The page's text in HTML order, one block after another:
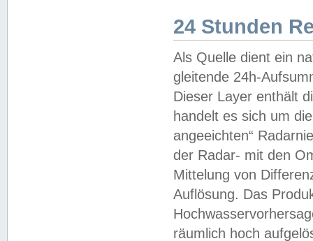
24 Stunden
Als Quelle dient ein
gleitende 24h-
Dieser Layer enthält
handelt es sich um
angeeichten“
der Radar- mit den
Mittelung von
Auflösung. Das
räumlich hoch